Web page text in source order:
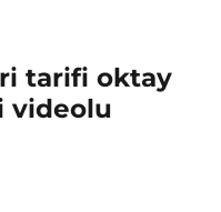
tarifi oktay
videolu